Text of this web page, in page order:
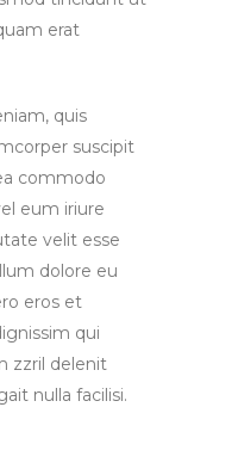
erat
quis
suscipit
commodo
eum iriure
velit esse
dolore eu
eros et
qui
zzril delenit
nulla facilisi.